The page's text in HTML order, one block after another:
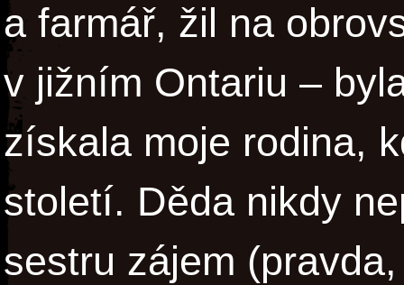
a farmář, žil na
v jižním Ontariu –
získala moje rodina,
století. Děda nikdy
sestru zájem